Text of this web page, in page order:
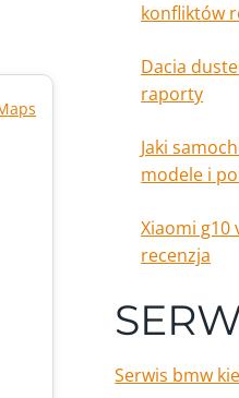
konfliktów
Dacia
raporty
Jaki
modele i
Xiaomi g10
recenzja
Serwis bmw